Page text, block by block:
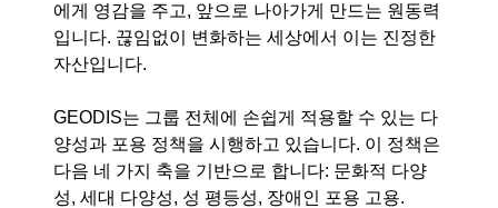
에게 영감을 주고, 앞으로 나아가게 만드는 원동력
입니다. 끊임없이 변화하는 세상에서 이는 진정한
자산입니다.
GEODIS는 그룹 전체에 손쉽게 적용할 수 있는 다
양성과 포용 정책을 시행하고 있습니다. 이 정책은
다음 네 가지 축을 기반으로 합니다: 문화적 다양
성, 세대 다양성, 성 평등성, 장애인 포용 고용.